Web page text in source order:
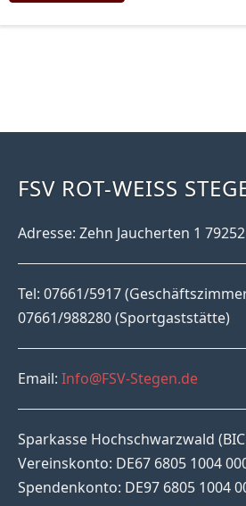
FSV ROT-WEISS
Adresse: Zehn Jaucherten 1
Tel: 07661/5917
07661/988280 (Sportgaststätte)
Email: Info@FSV-Stegen.de
Sparkasse Hochschwarzwald
Vereinskonto: DE67 6805 1004
Spendenkonto: DE97 6805 1004